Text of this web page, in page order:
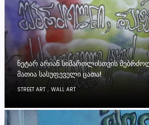
ᲜᲔᲢᲐᲠ ᲐᲠᲘᲐᲜ ᲡᲘᲛᲐᲠᲗᲚᲘᲡᲗᲕᲘᲡ
ᲛᲐᲗᲘᲐ ᲡᲐᲡᲣᲤᲔᲕᲔᲚᲘ ᲪᲐᲗᲐ!
STREET ART ,WALL ART